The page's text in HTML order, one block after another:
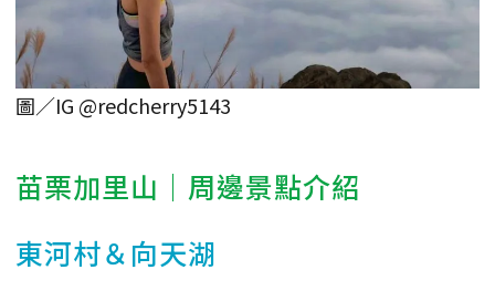
圖／IG @redcherry5143
苗栗加里山｜周邊景點介紹
東河村＆向天湖